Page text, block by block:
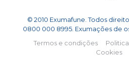
© 2010 Exumafune. Todos
0800 000 8995. Exumações de
Termos e condições
Cookies